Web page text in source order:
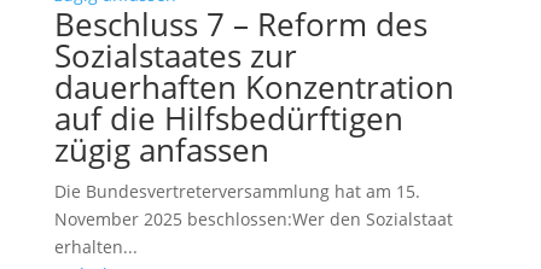
Beschluss 7 – Reform des
Sozialstaates zur
dauerhaften Konzentration
auf die Hilfsbedürftigen
zügig anfassen
Die Bundesvertreterversammlung hat am 15.
November 2025 beschlossen:Wer den Sozialstaat
erhalten...